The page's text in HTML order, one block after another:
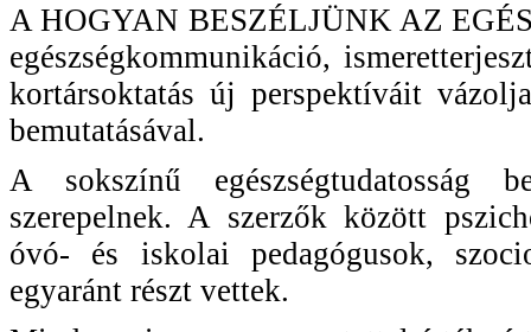
A HOGYAN BESZÉLJÜNK AZ
egészségkommunikáció,
kortársoktatás új perspektíváit
bemutatásával.
A sokszínű egészségtudatosság
szerepelnek. A szerzők között
óvó- és iskolai pedagógusok,
egyaránt részt vettek.